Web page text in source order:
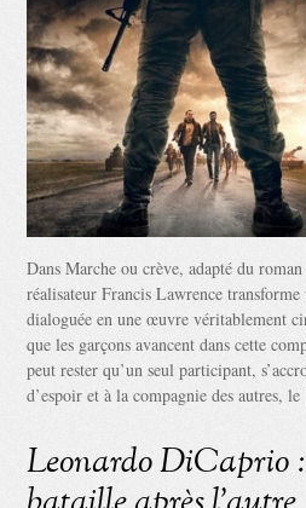
Dans Marche ou crève, adapté du
réalisateur Francis Lawrence
dialoguée en une œuvre véritablement
que les garçons avancent dans cette
peut rester qu’un seul participant,
d’espoir et à la compagnie des autres,
Leonardo DiCaprio